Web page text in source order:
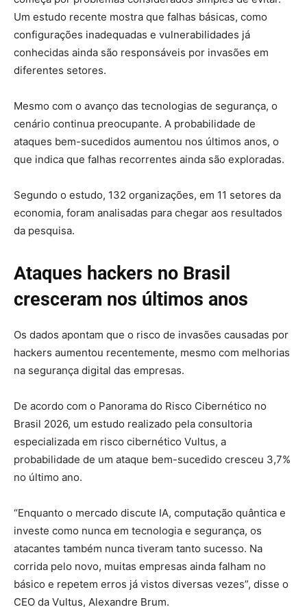
Um estudo recente mostra que falhas básicas, como
configurações inadequadas e vulnerabilidades já
conhecidas ainda são responsáveis por invasões em
diferentes setores.
Mesmo com o avanço das tecnologias de segurança, o
cenário continua preocupante. A probabilidade de
ataques bem-sucedidos aumentou nos últimos anos, o
que indica que falhas recorrentes ainda são exploradas.
Segundo o estudo, 132 organizações, em 11 setores da
economia, foram analisadas para chegar aos resultados
da pesquisa.
Ataques hackers no Brasil
cresceram nos últimos anos
Os dados apontam que o risco de invasões causadas por
hackers aumentou recentemente, mesmo com melhorias
na segurança digital das empresas.
De acordo com o Panorama do Risco Cibernético no
Brasil 2026, um estudo realizado pela consultoria
especializada em risco cibernético Vultus, a
probabilidade de um ataque bem-sucedido cresceu 3,7%
no último ano.
“Enquanto o mercado discute IA, computação quântica e
investe como nunca em tecnologia e segurança, os
atacantes também nunca tiveram tanto sucesso. Na
corrida pelo novo, muitas empresas ainda falham no
básico e repetem erros já vistos diversas vezes”, disse o
CEO da Vultus, Alexandre Brum.